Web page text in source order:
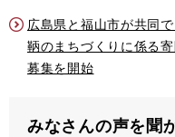
広島県と福山市が共同で
鞆のまちづくりに係る
募集を開始
みなさんの声を聞